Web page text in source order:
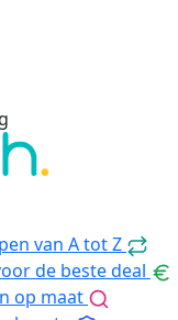
van A tot Z
de beste deal
op maat